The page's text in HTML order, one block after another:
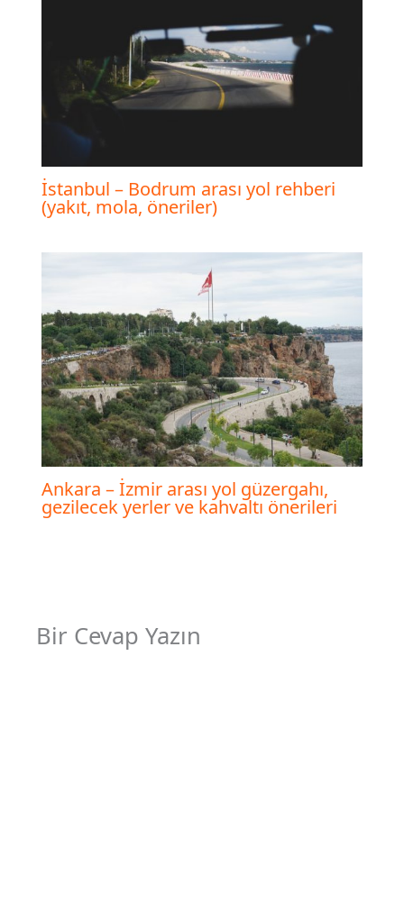
İstanbul – Bodrum arası yol rehberi
(yakıt, mola, öneriler)
Ankara – İzmir arası yol güzergahı,
gezilecek yerler ve kahvaltı önerileri
Bir Cevap Yazın